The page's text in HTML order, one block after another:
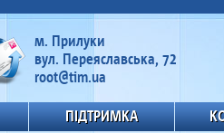
м. Прилуки
вул. Переяславська, 72
root@tim.ua
ПІДТРИМКА